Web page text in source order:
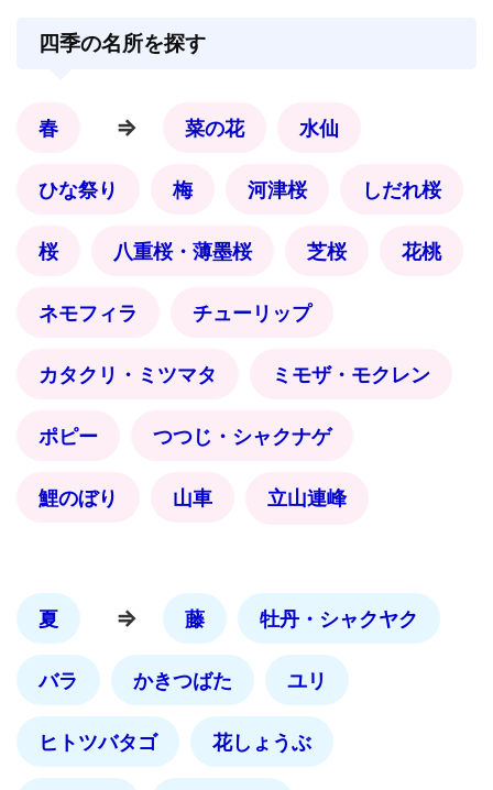
四季の名所を探す
春 ⇒ 菜の花 水仙
ひな祭り 梅 河津桜 しだれ桜
桜 八重桜・薄墨桜 芝桜 花桃
ネモフィラ チューリップ
カタクリ・ミツマタ ミモザ・モクレン
ポピー つつじ・シャクナゲ
鯉のぼり 山車 立山連峰
夏 ⇒ 藤 牡丹・シャクヤク
バラ かきつばた ユリ
ヒトツバタゴ 花しょうぶ